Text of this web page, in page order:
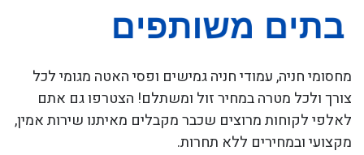
מחסומי חניה, עמודי חניה גמישים ופסי האטה מגומי לכל
צורך ולכל מטרה במחיר זול ומשתלם! הצטרפו גם אתם
לאלפי לקוחות מרוצים שכבר מקבלים מאיתנו שירות אמין,
מקצועי ובמחירים ללא תחרות.